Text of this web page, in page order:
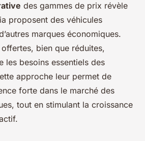
des gammes de prix révèle
proposent des véhicules
marques économiques.
bien que réduites,
les besoins essentiels des
approche leur permet de
forte dans le marché des
tout en stimulant la croissance